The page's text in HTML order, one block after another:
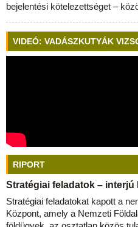
bejelentési kötelezettséget –
VIDEÓ: VADÁSZKUTYÁK
RIPORT
Stratégiai feladatok – interjú
Stratégiai feladatokat kapott a
Központ, amely a Nemzeti